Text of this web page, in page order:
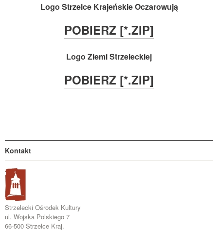
Logo Strzelce Krajeńskie Oczarowują
POBIERZ [*.ZIP]
Logo Ziemi Strzeleckiej
POBIERZ [*.ZIP]
Kontakt
Strzelecki Ośrodek Kultury
ul. Wojska Polskiego 7
66-500 Strzelce Kraj.